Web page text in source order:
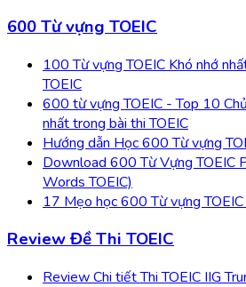
600 Từ vựng TOEIC
100 Từ vựng TOEIC Khó nhớ
TOEIC
600 từ vựng TOEIC - Top 10
nhất trong bài thi TOEIC
Hướng dẫn Học 600 Từ vựng
Download 600 Từ Vựng TOEIC
Words TOEIC)
17 Mẹo học 600 Từ vựng
Review Đề Thi TOEIC
Review Chi tiết Thi TOEIC IIG